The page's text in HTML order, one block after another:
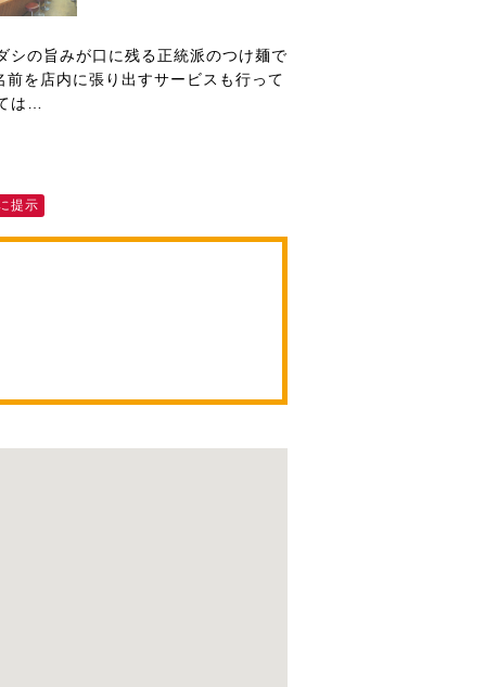
シの旨みが口に残る正統派のつけ麺で
を店内に張り出すサービスも行って
は…
提示